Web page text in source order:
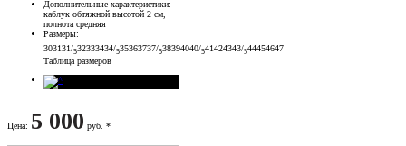
Дополнительные характеристики:
каблук обтяжной высотой 2 см,
полнота средняя
Размеры:
303131/532333434/535363737/538394040/541424343/544454647
Таблица размеров
Цена: 5 000 руб. *